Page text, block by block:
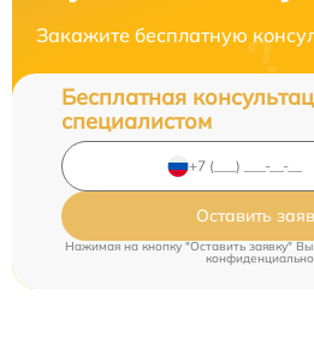
Закажите бесплатную
Бесплатная
специалистом
Оставить
Нажимая на кнопку "Оставить заявку"